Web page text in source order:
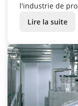
l'industrie de
Lire la suite